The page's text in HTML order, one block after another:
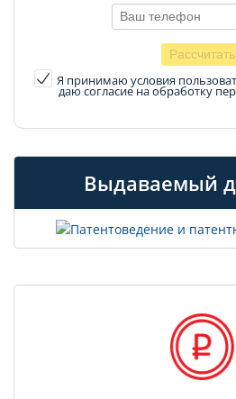
Я принимаю условия
даю согласие на обработку
Выдаваемый